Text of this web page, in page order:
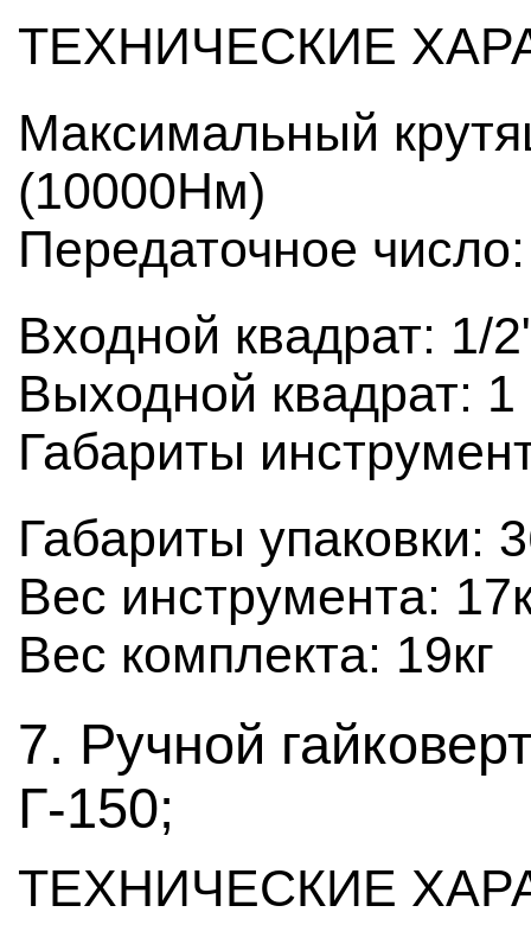
ТЕХНИЧЕСКИЕ
Максимальный
(10000Нм)
Передаточное
Входной квадрат: 1/
Выходной квадрат:
Габариты
Габариты упаковки:
Вес инструмента:
Вес комплекта: 19кг
7. Ручной
Г-150;
ТЕХНИЧЕСКИЕ